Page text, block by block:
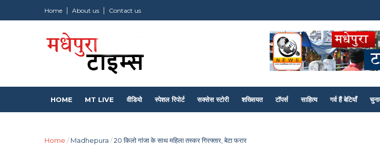
Home About us Contact us
HOME MT LIVE वीडियो स्पेशल रिपोर्ट सक्सेस स्टोरी शख्सियत टॉपर्स साहित्य गर्व हैं बेटियाँ
Home / Madhepura /20 किलो गांजा के साथ महिला तस्कर गिरफ्तार, बेटा फरार